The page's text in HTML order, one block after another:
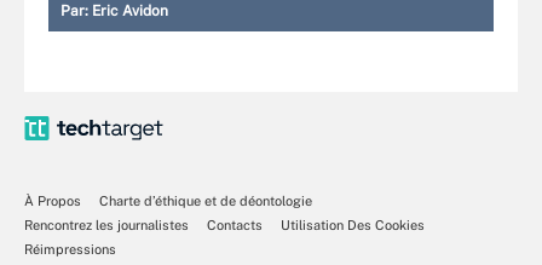
Par: Eric Avidon
À Propos
Charte d’éthique et de déontologie
Rencontrez les journalistes
Contacts
Utilisation Des Cookies
Réimpressions